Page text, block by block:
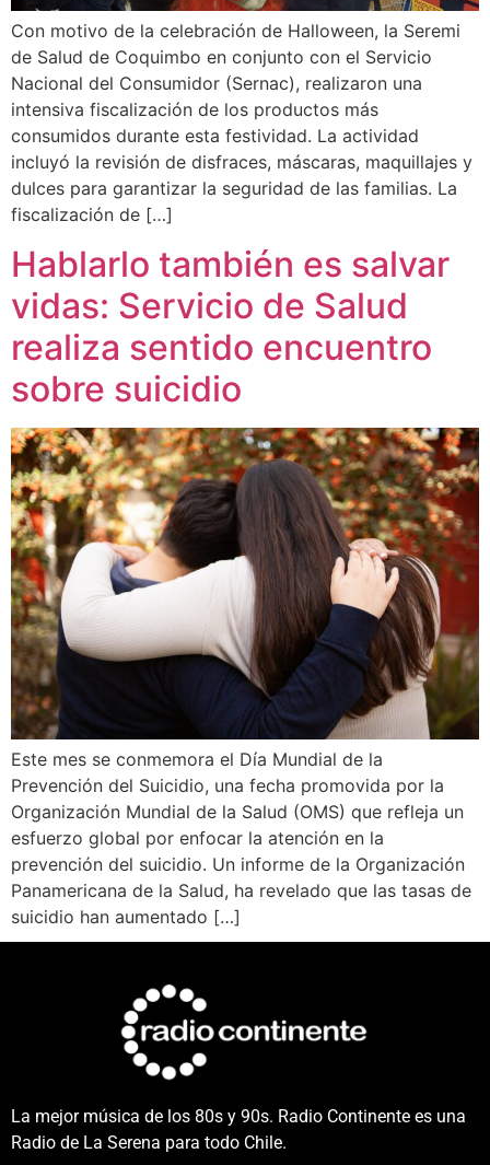
Con motivo de la celebración de Halloween, la Seremi
de Salud de Coquimbo en conjunto con el Servicio
Nacional del Consumidor (Sernac), realizaron una
intensiva fiscalización de los productos más
consumidos durante esta festividad. La actividad
incluyó la revisión de disfraces, máscaras, maquillajes y
dulces para garantizar la seguridad de las familias. La
fiscalización de […]
Hablarlo también es salvar
vidas: Servicio de Salud
realiza sentido encuentro
sobre suicidio
Este mes se conmemora el Día Mundial de la
Prevención del Suicidio, una fecha promovida por la
Organización Mundial de la Salud (OMS) que refleja un
esfuerzo global por enfocar la atención en la
prevención del suicidio. Un informe de la Organización
Panamericana de la Salud, ha revelado que las tasas de
suicidio han aumentado […]
La mejor música de los 80s y 90s. Radio Continente es una
Radio de La Serena para todo Chile.